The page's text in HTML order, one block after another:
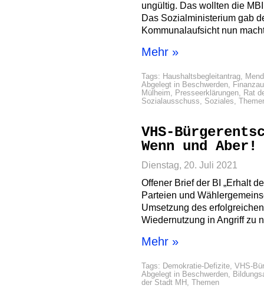
ungültig. Das wollten die
Das Sozialministerium gab
Kommunalaufsicht nun
Mehr »
Tags: Haushaltsbegleitantrag,
Abgelegt in Beschwerden,
Mülheim, Presseerklärungen, Rat
Sozialausschuss, Soziales,
VHS-
Wenn und Aber!
Dienstag, 20. Juli 2021
Offener Brief der BI „Erhalt
Parteien und
Umsetzung des
Wiedernutzung in Angriff zu
Mehr »
Tags: Demokratie-Defizite, VHS-
Abgelegt in Beschwerden,
der Stadt MH , Themen